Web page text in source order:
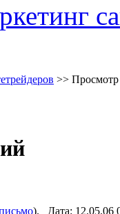
>>
). Дата: